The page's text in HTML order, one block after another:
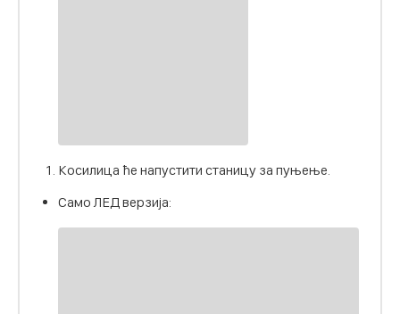
Косилица ће напустити станицу за пуњење.
Само ЛЕД верзија: